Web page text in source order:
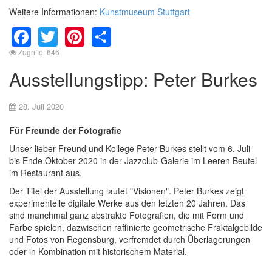
Weitere Informationen: Kunstmuseum Stuttgart
Facebook
TwitterPinterest
Zugriffe: 646
Ausstellungstipp: Peter Burkes
28. Juli 2020
Für Freunde der Fotografie
Unser lieber Freund und Kollege Peter Burkes stellt vom 6. Juli
bis Ende Oktober 2020 in der Jazzclub-Galerie im Leeren Beutel
im Restaurant aus.
Der Titel der Ausstellung lautet "Visionen". Peter Burkes zeigt
experimentelle digitale Werke aus den letzten 20 Jahren. Das
sind manchmal ganz abstrakte Fotografien, die mit Form und
Farbe spielen, dazwischen raffinierte geometrische Fraktalgebilde
und Fotos von Regensburg, verfremdet durch Überlagerungen
oder in Kombination mit historischem Material.